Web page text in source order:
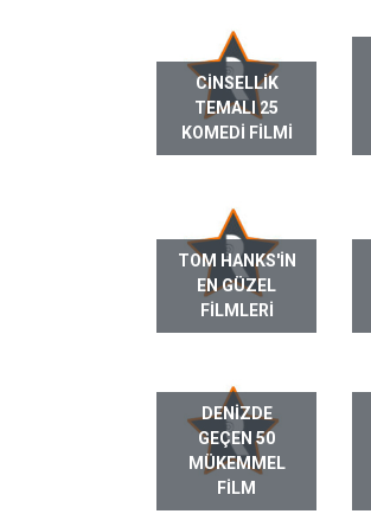
CINSELLIK
TEMALI 25
KOMEDI FILMI
TOM HANKS'IN
EN GÜZEL
FILMLERI
DENIZDE
GEÇEN 50
MÜKEMMEL
FILM